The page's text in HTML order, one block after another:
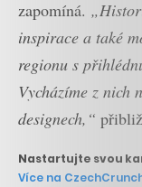
zapomíná.
inspirace a také
regionu s
Vycházíme z nich
designech,“
Nastartujte svou
Více na